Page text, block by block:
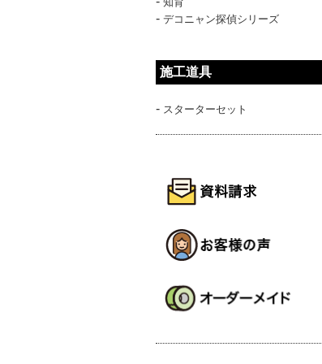
- デコニャン探偵シリーズ
施工道具
- スターターセット